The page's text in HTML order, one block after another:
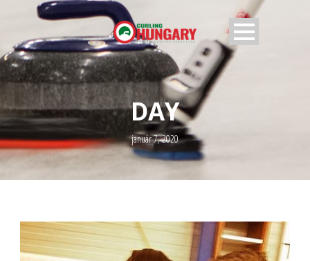
DAY
január 7, 2020